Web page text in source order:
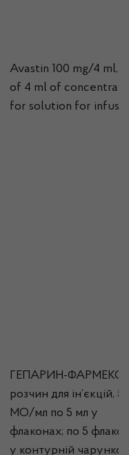
Avastin 100 mg/4 ml,
of 4 ml of concentrate
for solution for
ГЕПАРИН-ФАРМЕКС,
розчин для ін’єкцій,
МО/мл по 5 мл у
флаконах; по 5
у контурній